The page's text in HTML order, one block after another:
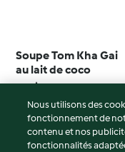
Soupe Tom Kha Gai
au lait de coco
4.7 (259)
Nous utilisons des
fonctionnement de
contenu et nos
fonctionnalités